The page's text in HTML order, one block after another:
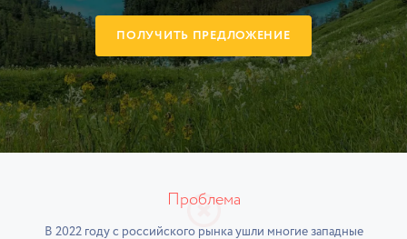
ПОЛУЧИТЬ ПРЕДЛОЖЕНИЕ
Проблема
В 2022 году с российского рынка ушли многие западные